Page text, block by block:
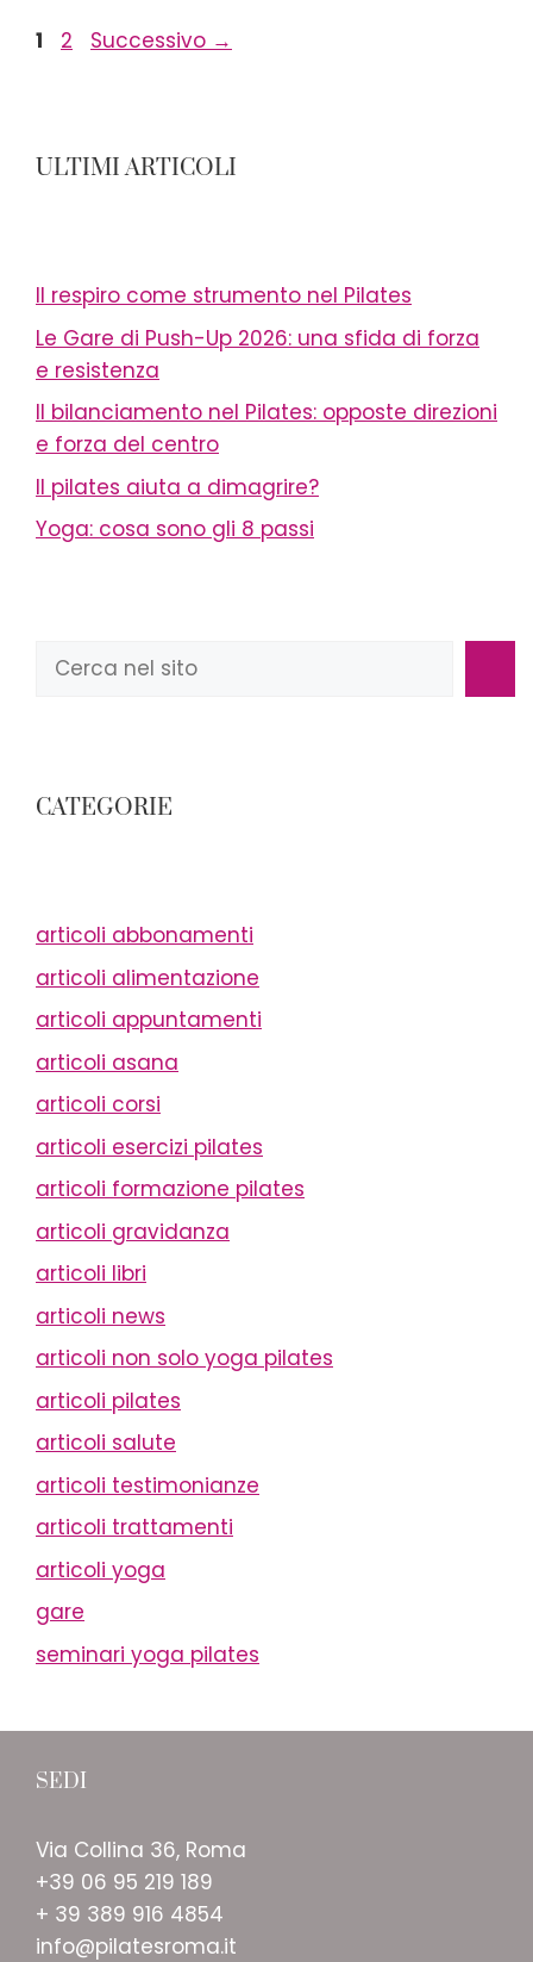
Pagina
1 Pagina
2 Successivo →
ULTIMI ARTICOLI
Il respiro come strumento nel Pilates
Le Gare di Push-Up 2026: una sfida di forza
e resistenza
Il bilanciamento nel Pilates: opposte direzioni
e forza del centro
Il pilates aiuta a dimagrire?
Yoga: cosa sono gli 8 passi
Cerca
CATEGORIE
articoli abbonamenti
articoli alimentazione
articoli appuntamenti
articoli asana
articoli corsi
articoli esercizi pilates
articoli formazione pilates
articoli gravidanza
articoli libri
articoli news
articoli non solo yoga pilates
articoli pilates
articoli salute
articoli testimonianze
articoli trattamenti
articoli yoga
gare
seminari yoga pilates
SEDI
Via Collina 36, Roma
+39 06 95 219 189
+ 39 389 916 4854
info@pilatesroma.it